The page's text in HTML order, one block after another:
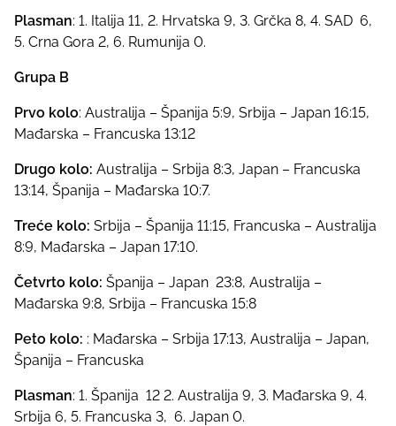
Plasman: 1. Italija 11, 2. Hrvatska 9, 3. Grčka 8, 4. SAD 6,
5. Crna Gora 2, 6. Rumunija 0.
Grupa B
Prvo kolo: Australija – Španija 5:9, Srbija – Japan 16:15,
Mađarska – Francuska 13:12
Drugo kolo: Australija – Srbija 8:3, Japan – Francuska
13:14, Španija – Mađarska 10:7.
Treće kolo: Srbija – Španija 11:15, Francuska – Australija
8:9, Mađarska – Japan 17:10.
Četvrto kolo: Španija – Japan 23:8, Australija –
Mađarska 9:8, Srbija – Francuska 15:8
Peto kolo: : Mađarska – Srbija 17:13, Australija – Japan,
Španija – Francuska
Plasman: 1. Španija 12 2. Australija 9, 3. Mađarska 9, 4.
Srbija 6, 5. Francuska 3, 6. Japan 0.